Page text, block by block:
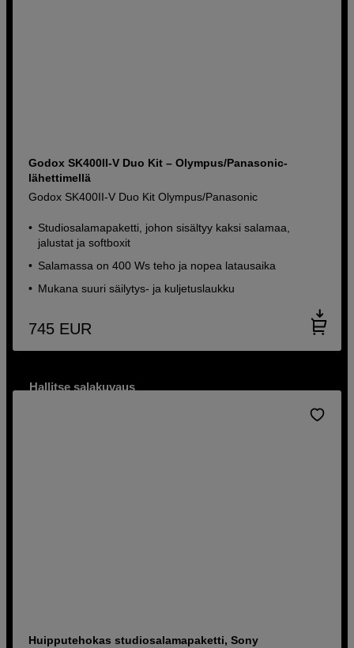
Godox SK400II-V Duo Kit – Olympus/Panasonic-
lähettimellä
Godox SK400II-V Duo Kit Olympus/Panasonic
Studiosalamapaketti, johon sisältyy kaksi salamaa,
jalustat ja softboxit
Salamassa on 400 Ws teho ja nopea latausaika
Mukana suuri säilytys- ja kuljetuslaukku
745 EUR
Hallitse salakuvaus
Huipputehokas studiosalamapaketti, Sony